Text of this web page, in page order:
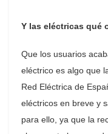
Y las eléctricas qué
Que los usuarios
eléctrico es algo que
Red Eléctrica de
eléctricos en breve y
para ello, ya que la